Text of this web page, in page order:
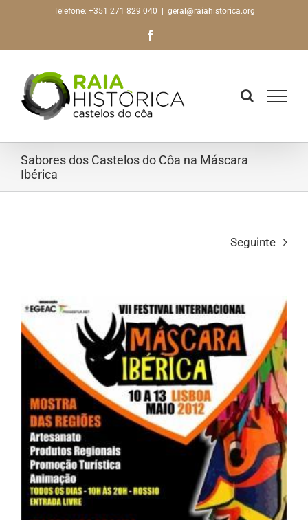
Telefone: +351 271 829 040 geral@raiahistorica.org
Sabores dos Castelos do Côa na Máscara
Ibérica
Seguinte
View
Larger
Image